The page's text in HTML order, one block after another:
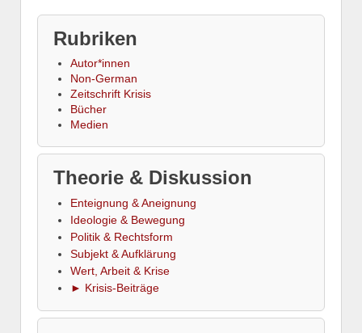
Rubriken
Autor*innen
Non-German
Zeitschrift Krisis
Bücher
Medien
Theorie & Diskussion
Enteignung & Aneignung
Ideologie & Bewegung
Politik & Rechtsform
Subjekt & Aufklärung
Wert, Arbeit & Krise
► Krisis-Beiträge